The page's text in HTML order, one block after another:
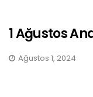
1 Ağustos
Ağustos 1, 2024